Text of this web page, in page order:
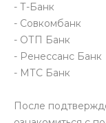
- Т-Банк
- Совкомбанк
- ОТП Банк
- Ренессанс Банк
- МТС Банк
После